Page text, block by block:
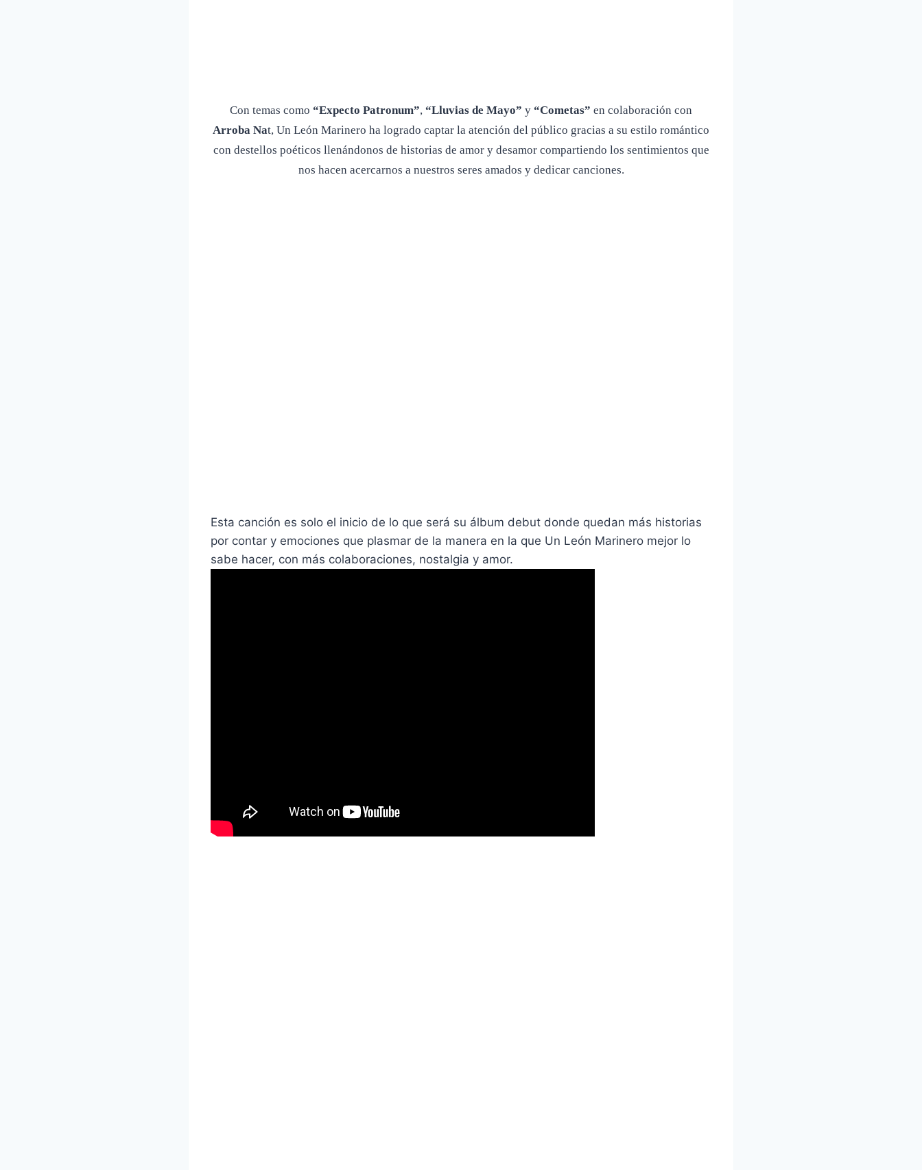
Con temas como “Expecto Patronum”, “Lluvias de Mayo” y “Cometas” en colaboración con
Arroba Nat, Un León Marinero ha logrado captar la atención del público gracias a su estilo romántico
con destellos poéticos llenándonos de historias de amor y desamor compartiendo los sentimientos que
nos hacen acercarnos a nuestros seres amados y dedicar canciones.
Esta canción es solo el inicio de lo que será su álbum debut donde quedan más historias
por contar y emociones que plasmar de la manera en la que Un León Marinero mejor lo
sabe hacer, con más colaboraciones, nostalgia y amor.